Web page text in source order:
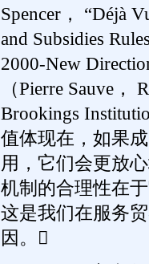
Spencer， “Déjà
and Subsidies
2000-New
（Pierre Sauve，
Brookings
值体现在，如果
用，它们会更放
机制的合理性在
这是我们在服务
因。